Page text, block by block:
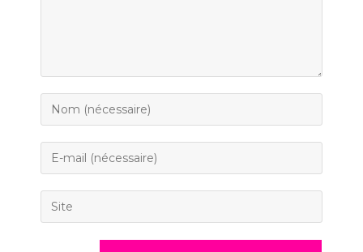
Enter
your
name
to
comment
Enter
your
email
address
Saisir
l’URL